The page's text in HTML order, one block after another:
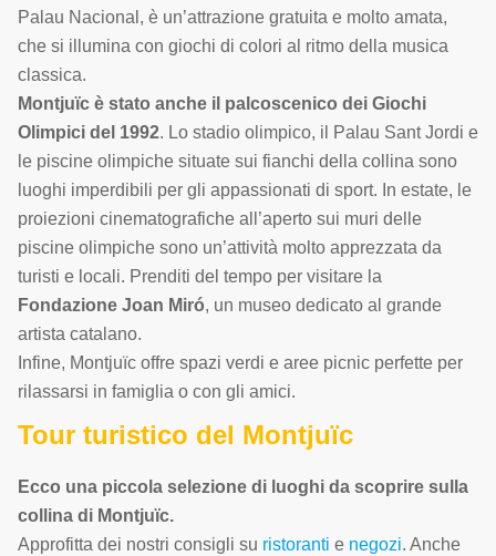
Palau Nacional, è un’attrazione gratuita e molto amata,
che si illumina con giochi di colori al ritmo della musica
classica.
Montjuïc è stato anche il palcoscenico dei Giochi
Olimpici del 1992. Lo stadio olimpico, il Palau Sant Jordi e
le piscine olimpiche situate sui fianchi della collina sono
luoghi imperdibili per gli appassionati di sport. In estate, le
proiezioni cinematografiche all’aperto sui muri delle
piscine olimpiche sono un’attività molto apprezzata da
turisti e locali. Prenditi del tempo per visitare la
Fondazione Joan Miró, un museo dedicato al grande
artista catalano.
Infine, Montjuïc offre spazi verdi e aree picnic perfette per
rilassarsi in famiglia o con gli amici.
Tour turistico del Montjuïc
Ecco una piccola selezione di luoghi da scoprire sulla
collina di Montjuïc.
Approfitta dei nostri consigli su ristoranti e negozi. Anche